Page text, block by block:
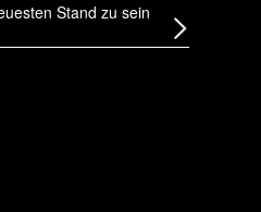
Stand zu sein